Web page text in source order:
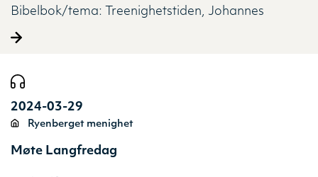
Bibelbok/tema:
Treenighetstiden Johannes
2024-03-29
Ryenberget menighet
Møte Langfredag